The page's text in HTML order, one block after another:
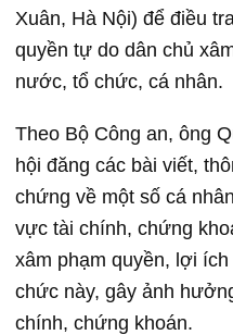
Xuân, Hà Nội) để điều
quyền tự do dân chủ
nước, tổ chức, cá nhân.
Theo Bộ Công an, ông
hội đăng các bài viết,
chứng về một số cá
vực tài chính, chứng
xâm phạm quyền, lợi
chức này, gây ảnh
chính, chứng khoán.